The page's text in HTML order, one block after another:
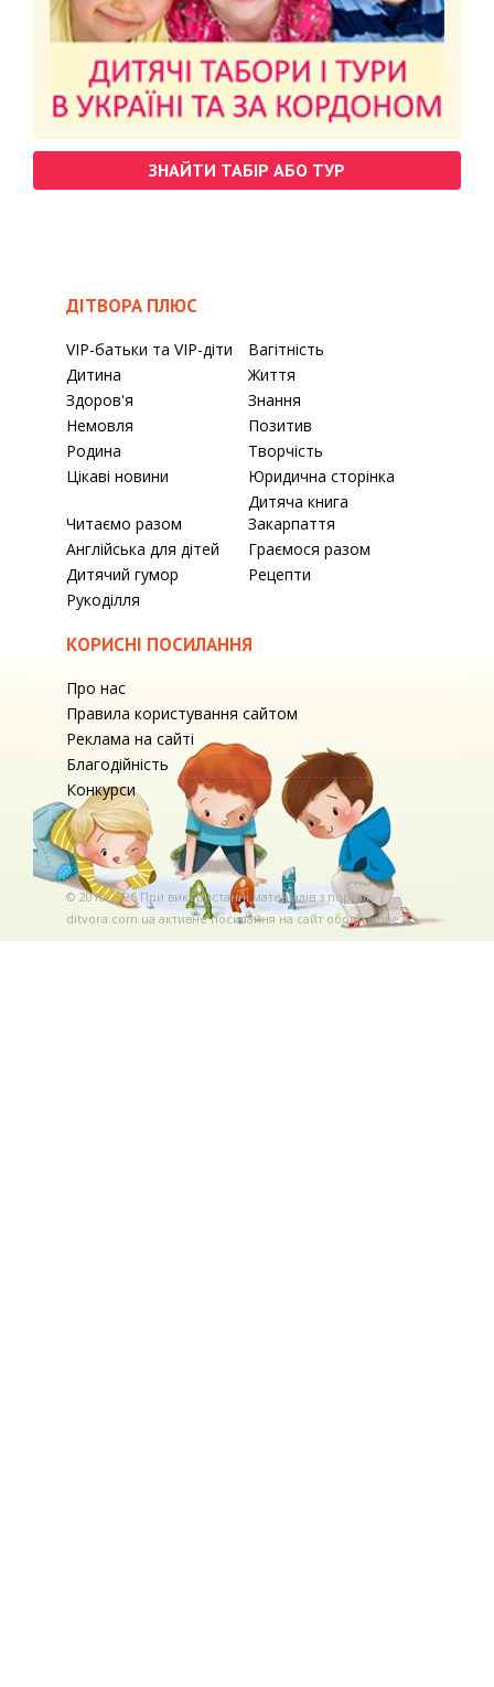
ЗНАЙТИ ТАБІР АБО ТУР
ДІТВОРА ПЛЮС
VIP-батьки та VIP-діти
Вагітність
Дитина
Життя
Здоров'я
Знання
Немовля
Позитив
Родина
Творчість
Цікаві новини
Юридична сторінка
Читаємо разом
Дитяча книга
Закарпаття
Англійська для дітей
Граємося разом
Дитячий гумор
Рецепти
Рукоділля
КОРИСНІ ПОСИЛАННЯ
Про нас
Правила користування сайтом
Реклама на сайті
Благодійність
Конкурси
© 2010-2026 При використаннi матерiалiв з порталу
ditvora.com.ua активне посилання на сайт обов'язкове. .